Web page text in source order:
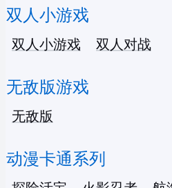
双人小游戏
双人小游戏 双人对战
无敌版游戏
无敌版
动漫卡通系列